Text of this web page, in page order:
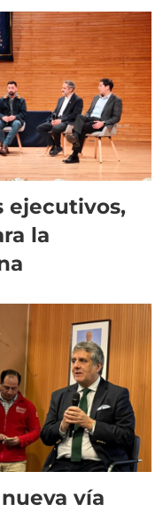
ejecutivos,
la
vía